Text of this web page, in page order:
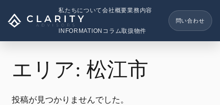
ス
私たちについて会社概要業務内容
INFORMATION コラム取扱物件
問い合わせ
エリア: 松江市
投稿が見つかりませんでした。